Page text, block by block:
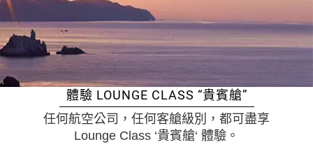
體驗 LOUNGE CLASS “貴賓艙”
任何航空公司，任何客艙級別，都可盡享
Lounge Class ‘貴賓艙‘ 體驗。